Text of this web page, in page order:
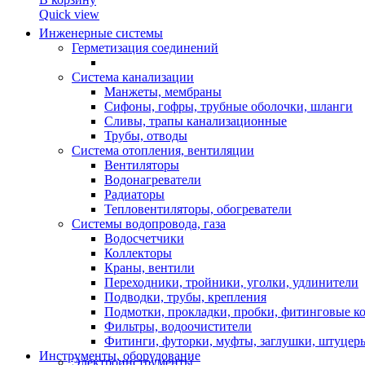
Quick view
Инженерные системы
Герметизация соединений
Система канализации
Манжеты, мембраны
Сифоны, гофры, трубные оболочки, шланги
Сливы, трапы канализационные
Трубы, отводы
Система отопления, вентиляции
Вентиляторы
Водонагреватели
Радиаторы
Тепловентиляторы, обогреватели
Системы водопровода, газа
Водосчетчики
Коллекторы
Краны, вентили
Переходники, тройники, уголки, удлинители
Подводки, трубы, крепления
Подмотки, прокладки, пробки, фитинговые
Фильтры, водоочистители
Фитинги, футорки, муфты, заглушки,
Инструменты, оборудование